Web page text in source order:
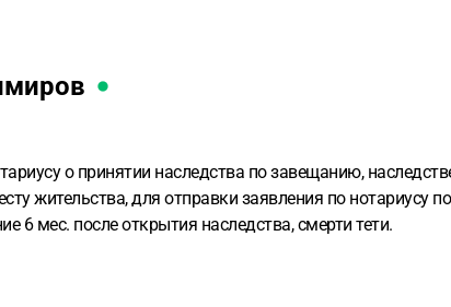
о принятии наследства по завещанию,
жительства, для отправки заявления по нотариусу
6 мес. после открытия наследства, смерти тети.